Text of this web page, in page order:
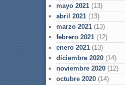
mayo 2021(13)
abril 2021(13)
marzo 2021(13)
febrero 2021(12)
enero 2021(13)
diciembre 2020(14)
noviembre 2020(12)
octubre 2020(14)